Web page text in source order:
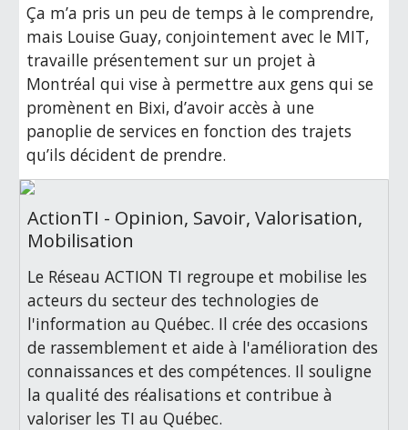
Ça m’a pris un peu de temps à le comprendre,
mais Louise Guay, conjointement avec le MIT,
travaille présentement sur un projet à
Montréal qui vise à permettre aux gens qui se
promènent en Bixi, d’avoir accès à une
panoplie de services en fonction des trajets
qu’ils décident de prendre.
ActionTI - Opinion, Savoir, Valorisation,
Mobilisation
Le Réseau ACTION TI regroupe et mobilise les
acteurs du secteur des technologies de
l'information au Québec. Il crée des occasions
de rassemblement et aide à l'amélioration des
connaissances et des compétences. Il souligne
la qualité des réalisations et contribue à
valoriser les TI au Québec.